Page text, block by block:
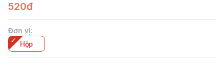
520đ
Đơn vị:
Hộp